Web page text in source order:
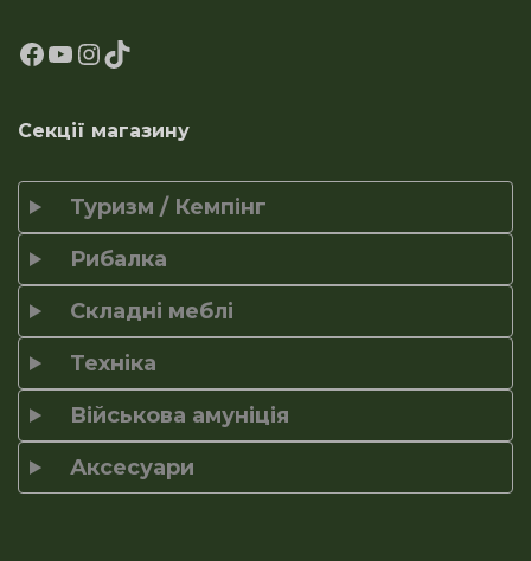
Секції магазину
Туризм / Кемпінг
Рибалка
Складні меблі
Техніка
Військова амуніція
Аксесуари